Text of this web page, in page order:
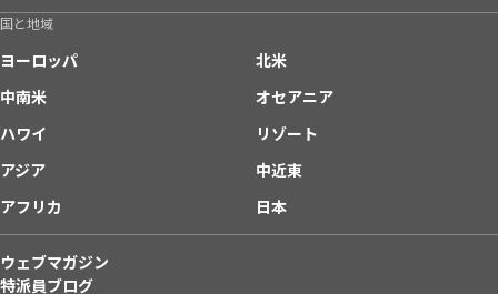
国と地域
ヨーロッパ
北米
中南米
オセアニア
ハワイ
リゾート
アジア
中近東
アフリカ
日本
ウェブマガジン
特派員ブログ